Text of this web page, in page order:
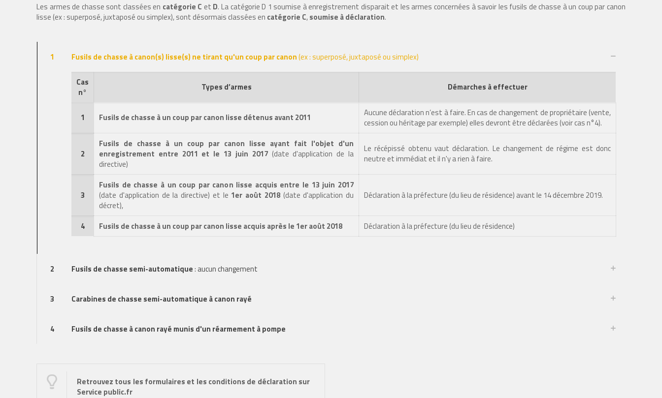
Les armes de chasse sont classées en catégorie C et D. La catégorie D 1 soumise à enregistrement disparait et les armes concernées à savoir les fusils de chasse à un coup par canon
lisse (ex : superposé, juxtaposé ou simplex), sont désormais classées en catégorie C,soumise à déclaration.
1 Fusils de chasse à canon(s) lisse(s) ne tirant qu'un coup par canon(ex : superposé, juxtaposé ou simplex)
Cas
n°
Types d’armes Démarches à effectuer
1 Fusils de chasse à un coup par canon lisse détenus avant 2011
Aucune déclaration n’est à faire. En cas de changement de propriétaire (vente,
cession ou héritage par exemple) elles devront être déclarées (voir cas n°4).
2
Fusils de chasse à un coup par canon lisse ayant fait l'objet d'un
enregistrement entre 2011 et le 13 juin 2017 (date d'application de la
directive)
Le récépissé obtenu vaut déclaration. Le changement de régime est donc
neutre et immédiat et il n'y a rien à faire.
3
Fusils de chasse à un coup par canon lisse acquis entre le 13 juin 2017
(date d'application de la directive) et le 1er août 2018 (date d'application du
décret),
Déclaration à la préfecture (du lieu de résidence) avant le 14 décembre 2019.
4 Fusils de chasse à un coup par canon lisse acquis après le 1er août 2018 Déclaration à la préfecture (du lieu de résidence)
2 Fusils de chasse semi-automatique: aucun changement
3 Carabines de chasse semi-automatique à canon rayé
4 Fusils de chasse à canon rayé munis d'un réarmement à pompe
Retrouvez tous les formulaires et les conditions de déclaration sur
Service public.fr